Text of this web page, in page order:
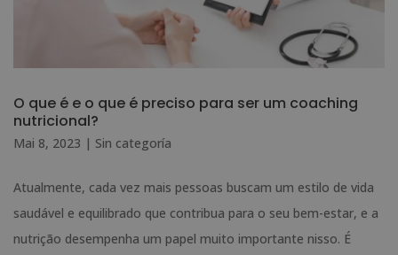
O que é e o que é preciso para ser um coaching
nutricional?
Mai 8, 2023 | Sin categoría
Atualmente, cada vez mais pessoas buscam um estilo de vida
saudável e equilibrado que contribua para o seu bem-estar, e a
nutrição desempenha um papel muito importante nisso. É